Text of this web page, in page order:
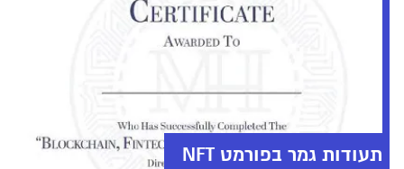
תעודות גמר בפורמט NFT